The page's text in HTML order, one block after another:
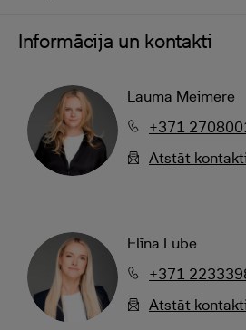
Informācija un kontakti
Lauma Meimere
+371
Atstāt
Elīna Lube
+371
Atstāt